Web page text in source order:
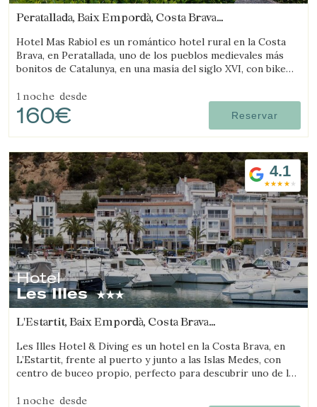
Peratallada, Baix Empordà, Costa Brava
Hotel Mas Rabiol es un romántico hotel rural en la Costa
Brava, en Peratallada, uno de los pueblos medievales más
bonitos de Catalunya, en una masía del siglo XVI, con bike
1 noche desde
160€ Reservar
4.1
Hotel
Les Illes
L'Estartit, Baix Empordà, Costa Brava
Les Illes Hotel & Diving es un hotel en la Costa Brava, en
L’Estartit, frente al puerto y junto a las Islas Medes, con
centro de buceo propio, perfecto para descubrir uno de los
1 noche desde